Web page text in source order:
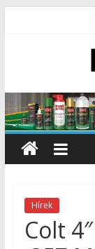
Hírek
Colt